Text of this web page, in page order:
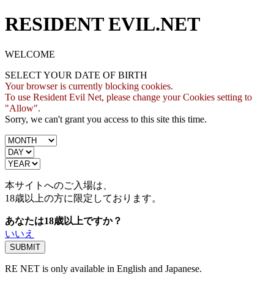
RESIDENT EVIL.NET
WELCOME
SELECT YOUR DATE OF BIRTH
Your browser is currently blocking cookies.
To use Resident Evil Net, please change your Cookies setting to
"Allow".
Sorry, we can't grant you access to this site this time.
本サイトへのご入場は、
18歳以上の方に限定しております。
あなたは18歳以上ですか？
いいえ
RE NET is only available in English and Japanese.